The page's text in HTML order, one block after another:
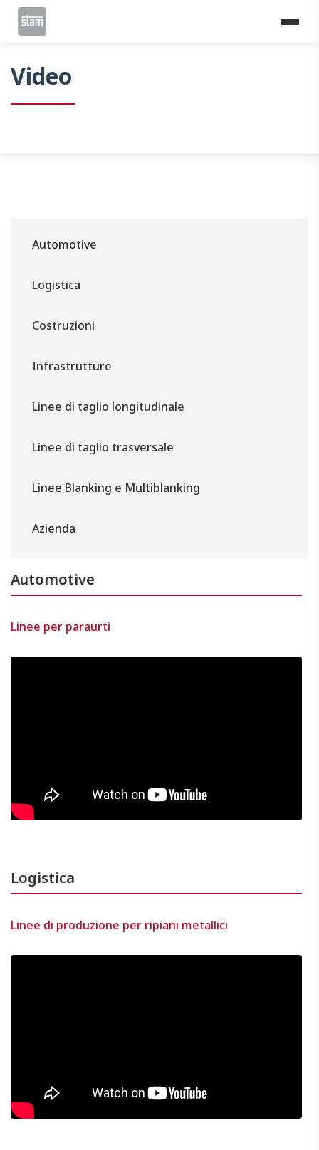
Home
Video
Automotive
Logistica
Costruzioni
Infrastrutture
Linee di taglio longitudinale
Linee di taglio trasversale
Linee Blanking e Multiblanking
Azienda
Automotive
Linee per paraurti
Logistica
Linee di produzione per ripiani metallici